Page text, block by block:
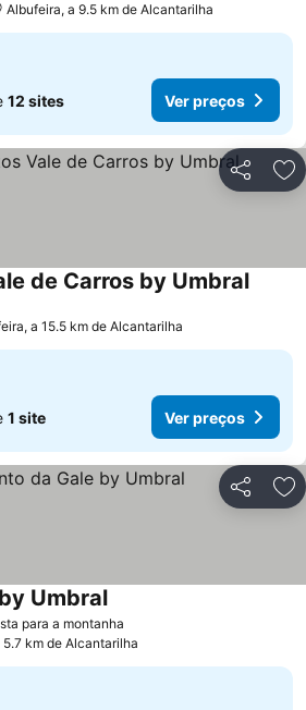
Albufeira, a 9.5 km de Alcantarilha
12 sites Ver preços
Partilhar
de Carros by UmbralVer
a 15.5 km de Alcantarilha
1 site Ver preços
Partilhar
para a montanha
UmbralVer preços
5.7 km de Alcantarilha